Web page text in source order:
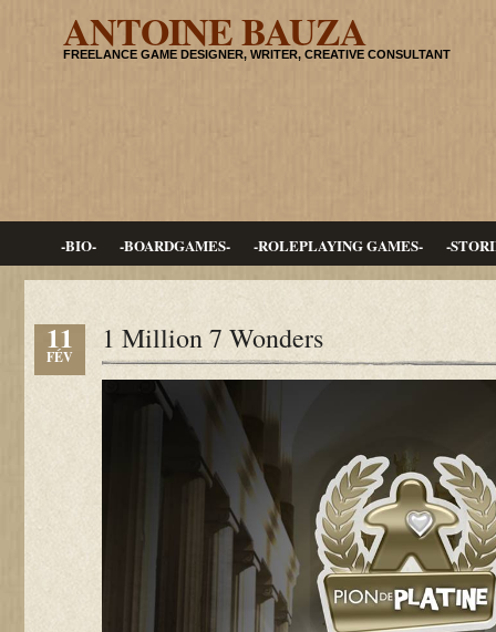
ANTOINE BAUZA
FREELANCE GAME DESIGNER, WRITER, CREATIVE CONSULTANT
-BIO- -BOARDGAMES- -ROLEPLAYING GAMES- -
11
FÉV
1 Million 7 Wonders